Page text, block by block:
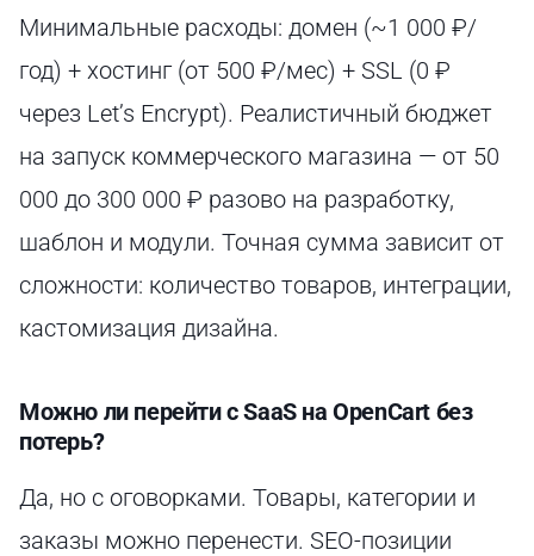
Минимальные расходы: домен (~1 000 ₽/
год) + хостинг (от 500 ₽/мес) + SSL (0 ₽
через Let’s Encrypt). Реалистичный бюджет
на запуск коммерческого магазина — от 50
000 до 300 000 ₽ разово на разработку,
шаблон и модули. Точная сумма зависит от
сложности: количество товаров, интеграции,
кастомизация дизайна.
Можно ли перейти с SaaS на OpenCart без
потерь?
Да, но с оговорками. Товары, категории и
заказы можно перенести. SEO-позиции